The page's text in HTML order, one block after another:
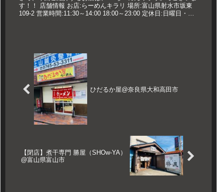
す！！ 店舗情報 お店:らーめんキラリ 場所:富山県射水市坂東
109-2 営業時間:11:30～14:00 18:00～23:00 定休日:日曜日・第3
ひだるか屋@奈良県大和高田市
【閉店】煮干専門 勝屋（SHOw-YA）
@富山県富山市